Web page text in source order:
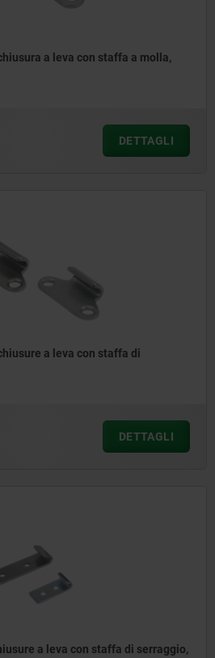
a leva con staffa a molla,
DETTAGLI
a leva con staffa di
DETTAGLI
a leva con staffa di serraggio,